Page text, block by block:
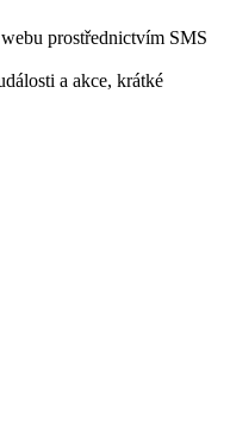
prostřednictvím SMS
a akce, krátké